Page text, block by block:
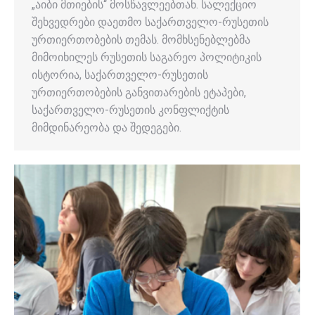
„აიბი მთიების“ მოსწავლეებთან. სალექციო
შეხვედრები დაეთმო საქართველო-რუსეთის
ურთიერთობების თემას. მომხსენებლებმა
მიმოიხილეს რუსეთის საგარეო პოლიტიკის
ისტორია, საქართველო-რუსეთის
ურთიერთობების განვითარების ეტაპები,
საქართველო-რუსეთის კონფლიქტის
მიმდინარეობა და შედეგები.